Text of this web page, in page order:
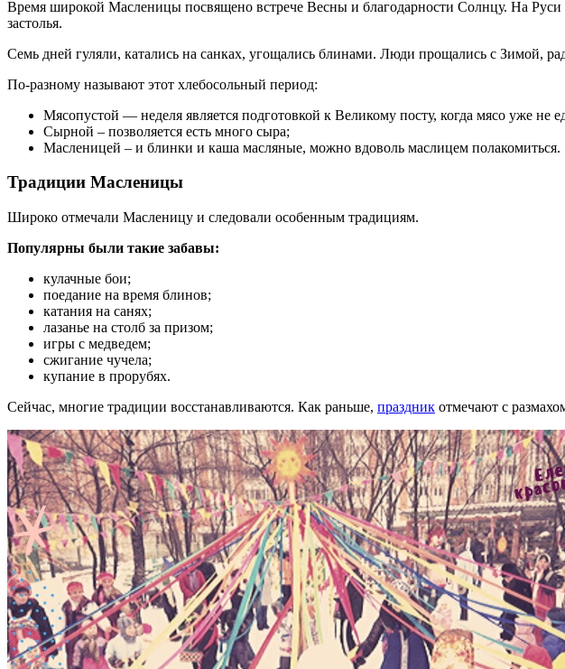
Время широкой Масленицы посвящено встрече Весны и благодарности Солнцу. На Руси
застолья.
Семь дней гуляли, катались на санках, угощались блинами. Люди прощались с Зимой,
По-разному называют этот хлебосольный период:
Мясопустой — неделя является подготовкой к Великому посту, когда мясо уже не
Сырной – позволяется есть много сыра;
Масленицей – и блинки и каша масляные, можно вдоволь маслицем полакомиться.
Традиции Масленицы
Широко отмечали Масленицу и следовали особенным традициям.
Популярны были такие забавы:
кулачные бои;
поедание на время блинов;
катания на санях;
лазанье на столб за призом;
игры с медведем;
сжигание чучела;
купание в прорубях.
Сейчас, многие традиции восстанавливаются. Как раньше, праздник отмечают с